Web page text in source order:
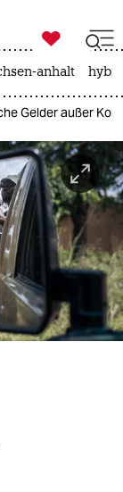

taz zahl ich
anhalt
Gelder außer